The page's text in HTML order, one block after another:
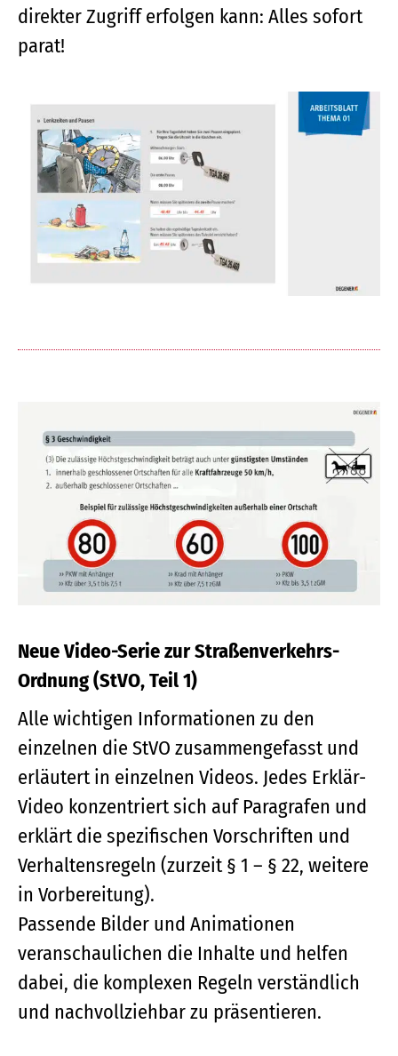
direkter Zugriff erfolgen kann: Alles sofort
parat!
Neue Video-Serie zur Straßenverkehrs-
Ordnung (StVO, Teil 1)
Alle wichtigen Informationen zu den
einzelnen die StVO zusammengefasst und
erläutert in einzelnen Videos. Jedes Erklär-
Video konzentriert sich auf Paragrafen und
erklärt die spezifischen Vorschriften und
Verhaltensregeln (zurzeit § 1 – § 22, weitere
in Vorbereitung).
Passende Bilder und Animationen
veranschaulichen die Inhalte und helfen
dabei, die komplexen Regeln verständlich
und nachvollziehbar zu präsentieren.